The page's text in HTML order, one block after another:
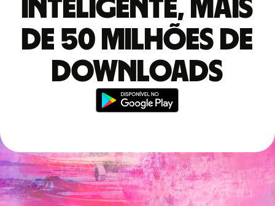
inteligente, mais
de 50 milhões de
downloads